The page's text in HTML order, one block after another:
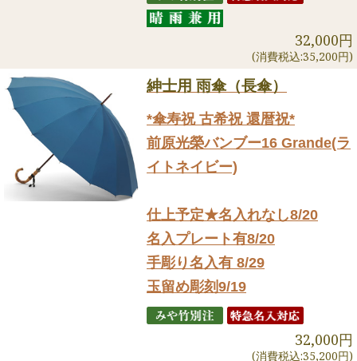
32,000円
(消費税込:35,200円)
紳士用 雨傘（長傘）
*傘寿祝 古希祝 還暦祝*
前原光榮バンブー16 Grande(ラ
イトネイビー)
仕上予定★名入れなし8/20
名入プレート有8/20
手彫り名入有 8/29
玉留め彫刻9/19
32,000円
(消費税込:35,200円)